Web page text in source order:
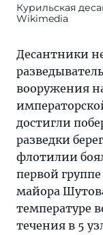
Курильская
Wikimedia
Десантники
вооружения
достигли
разведки
флотилии
первой
майора
температуре
течения в 5